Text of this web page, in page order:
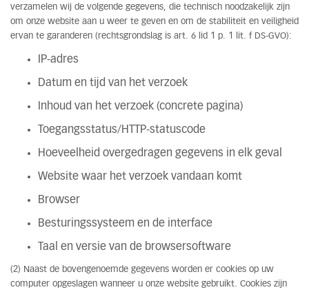
verzamelen wij de volgende gegevens, die technisch noodzakelijk zijn
om onze website aan u weer te geven en om de stabiliteit en veiligheid
ervan te garanderen (rechtsgrondslag is art. 6 lid 1 p. 1 lit. f DS-GVO):
IP-adres
Datum en tijd van het verzoek
Inhoud van het verzoek (concrete pagina)
Toegangsstatus/HTTP-statuscode
Hoeveelheid overgedragen gegevens in elk geval
Website waar het verzoek vandaan komt
Browser
Besturingssysteem en de interface
Taal en versie van de browsersoftware
(2) Naast de bovengenoemde gegevens worden er cookies op uw
computer opgeslagen wanneer u onze website gebruikt. Cookies zijn